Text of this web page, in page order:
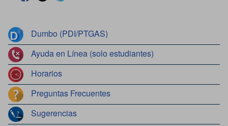
Dumbo (PDI/PTGAS)
Ayuda en Línea (solo estudiantes)
Horarios
Preguntas Frecuentes
Sugerencias